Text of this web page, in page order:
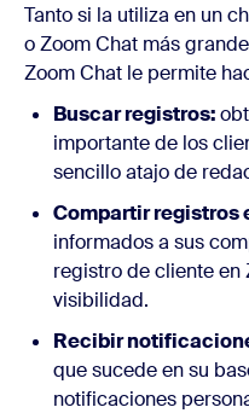
Tanto si la utiliza en un
o Zoom Chat más
Zoom Chat le permite
Buscar registros:
importante de los
sencillo atajo de
Compartir registros
informados a sus
registro de cliente en
visibilidad.
Recibir
que sucede en su
notificaciones